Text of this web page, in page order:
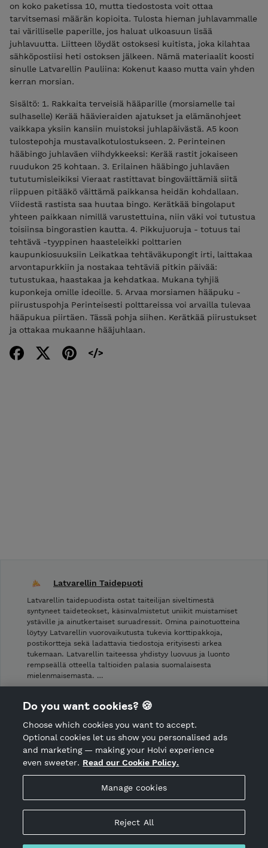
on koko paketissa 10, mutta tiedostosta voit ottaa
tarvitsemasi määrän kopioita. Tulosta hieman juhlavammalle
tai värilliselle paperille, jos haluat ulkoasuun lisää
juhlavuutta. Liitteen löydät ostoksesi kuitista, joka kilahtaa
sähköpostiisi heti ostoksen jälkeen. Nämä materiaalit koosti
sinulle Latvarellin Pauliina: Kokenut kaaso mutta vain yhden
kerran morsian.
Sisältö: 1. Rakkaita terveisiä hääparille (morsiamelle tai
sulhaselle) Kerää häävieraiden ajatukset ja elämänohjeet
vaikkapa yksiin kansiin muistoksi juhlapäivästä. A5 koon
tulostepohja mustavalkotulostukseen. 2. Perinteinen
hääbingo juhlaväen viihdykkeeksi: Kerää rastit jokaiseen
ruudukon 25 kohtaan. 3. Erilainen hääbingo juhlaväen
tututumisleikiksi Vieraat rastittavat bingoväittämiä siitä
riippuen pitääkö väittämä paikkansa heidän kohdallaan.
Viidestä rastista saa huutaa bingo. Kerätkää bingolaput
yhteen paikkaan nimillä varustettuina, niin väki voi tutustua
toisiinsa bingorastien kautta. 4. Pikkujuoruja - totuus tai
tehtävä -tyyppinen haasteleikki polttarien
kaupunkiosuuksiin Leikatkaa tehtäväkupongit irti, laittakaa
arvontapurkkiin ja nostakaa tehtäviä pitkin päivää:
tutustukaa, haastakaa ja kehdatkaa. Mukana tyhjiä
kuponkeja omille ideoille. 5. Arvaa morsiamen hääpuku -
piirustuspohja Perinteisesti polttareissa voi arvailla tulevaa
hääpukua piirtäen. Tässä pohja siihen. Kerätkää piirustukset
ja ottakaa mukaanne hääjuhlaan.
Hosted by Holvi
Holvi Payment Services Ltd is regulated by the Financial
Latvarellin Taidepuoti
Latvarellin taidepuodista ostat taiteilijan siveltimestä
syntyneet taideteokset, käsinvalmistetut uniikit muistamiset
ystäville ja ainutkertaiset suruadressit. Omina painotuotteina
löytyy Latvarellin vuorovaikutusta tukevia korttipakkoja,
postikortteja sekä ladattavia tiedostoja erityisesti arkea
tukemaan. Latvarellin taiteessa yhdistyy luovuus ja luonto
rempseällä otteella taltioiden palasia suomalaisesta
mielenmaisemasta. …
Shop privacy policy
CANCEL ORDER
Do you want cookies? 🍪
Choose which cookies you want to accept.
Optional cookies let us show you personalised ads
and marketing — making your Holvi experience
even sweeter. Read our Cookie Policy.
Manage cookies
Reject All